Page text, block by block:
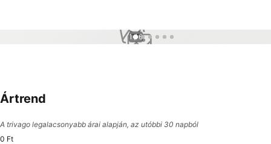
1 / 6
Ártrend
A trivago legalacsonyabb árai alapján, az utóbbi 30 napból
0 Ft